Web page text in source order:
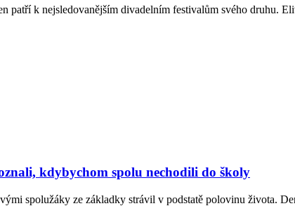
patří k nejsledovanějším divadelním festivalům svého druhu.
kdybychom spolu nechodili do školy
spolužáky ze základky strávil v podstatě polovinu života.